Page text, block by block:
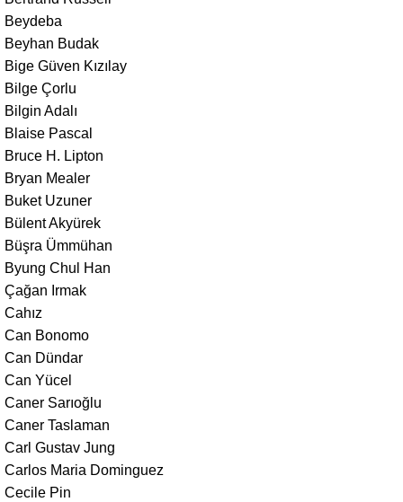
Beydeba
Beyhan Budak
Bige Güven Kızılay
Bilge Çorlu
Bilgin Adalı
Blaise Pascal
Bruce H. Lipton
Bryan Mealer
Buket Uzuner
Bülent Akyürek
Büşra Ümmühan
Byung Chul Han
Çağan Irmak
Cahız
Can Bonomo
Can Dündar
Can Yücel
Caner Sarıoğlu
Caner Taslaman
Carl Gustav Jung
Carlos Maria Dominguez
Cecile Pin